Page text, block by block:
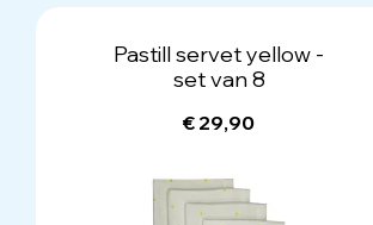
Pastill servet yellow -
set van 8
€ 29,90